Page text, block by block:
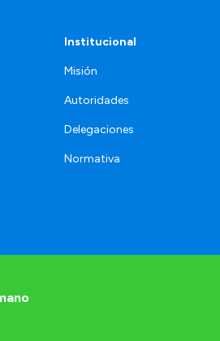
Institucional
Misión
Autoridades
Delegaciones
Normativa